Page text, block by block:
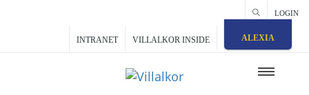
LOGIN
INTRANET VILLALKOR INSIDE ALEXIA